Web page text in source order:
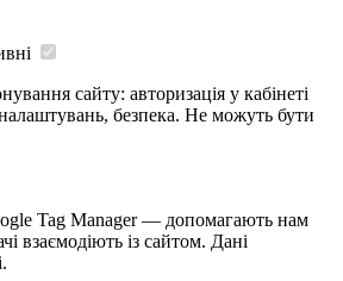
сайту: авторизація у кабінеті
безпека. Не можуть бути
Tag Manager — допомагають нам
взаємодіють із сайтом. Дані